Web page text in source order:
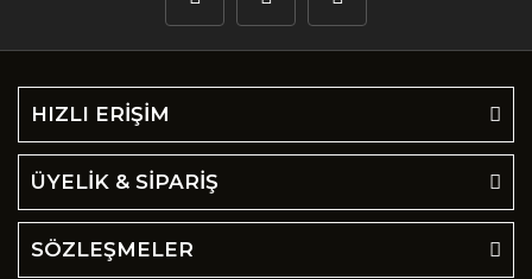
HIZLI ERİŞİM
ÜYELİK & SİPARİŞ
SÖZLEŞMELER